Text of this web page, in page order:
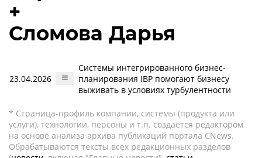
+
Сломова Дарья
23.04.2026
Системы интегрированного бизнес-
планирования IBP помогают бизнесу
выживать в условиях турбулентности
* Страница-профиль компании, системы (продукта или
услуги), технологии, персоны и т.п. создается редактором
на основе анализа архива публикаций портала CNews.
Обрабатываются тексты всех редакционных разделов